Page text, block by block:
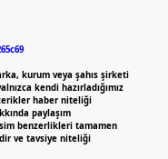
kurum veya şahıs şirketi
kendi hazırladığımız
haber niteliği
paylaşım
benzerlikleri tamamen
ve tavsiye niteliği